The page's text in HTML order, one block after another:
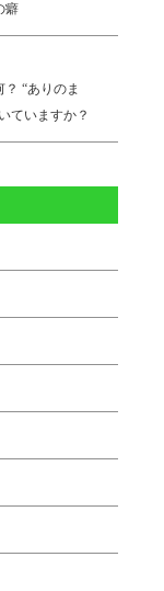
癖
？ “ありのま
ていますか？